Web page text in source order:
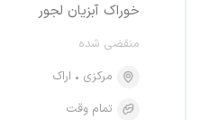
خوراک آبزیان لجور
منقضی شده
مرکزی
اراک
تمام وقت